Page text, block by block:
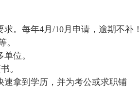
。每年4月/10月申请，逾期不补！
。
位。
。
拿到学历，并为考公或求职铺